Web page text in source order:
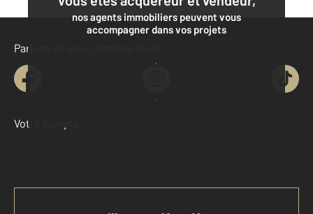
nos agents immobiliers peuvent vous
accompagner dans vos projets
Contacter l'agence
Demander une estimation
Parlons de vous, parlons biens
Votre compte :
Accéder à mon compte